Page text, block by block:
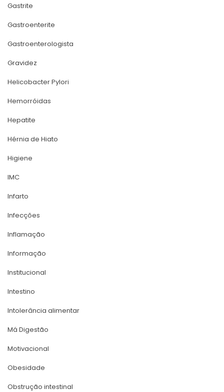
Gastrite
Gastroenterite
Gastroenterologista
Gravidez
Helicobacter Pylori
Hemorróida
Hepatite
Hérnia de Hiato
Higiene
IMC
Infarto
Infecçõe
Inflamação
Informação
Institucional
Intestino
Intolerância alimentar
Má Digestão
Motivacional
Obesidade
Obstrução intestinal